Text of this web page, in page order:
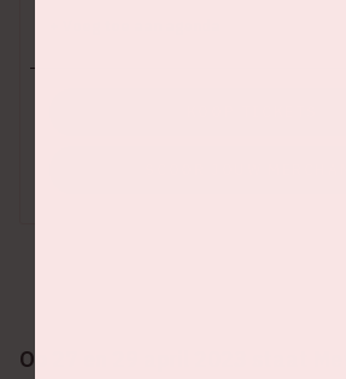
Op 27 en 29 april 2023 staat